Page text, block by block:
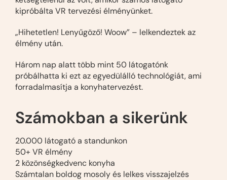
kipróbálta VR tervezési élményünket.
„Hihetetlen! Lenyűgöző! Woow” – lelkendeztek az
élmény után.
Három nap alatt több mint 50 látogatónk
próbálhatta ki ezt az egyedülálló technológiát, ami
forradalmasítja a konyhatervezést.
Számokban a sikerünk
20.000 látogató a standunkon
50+ VR élmény
2 közönségkedvenc konyha
Számtalan boldog mosoly és lelkes visszajelzés